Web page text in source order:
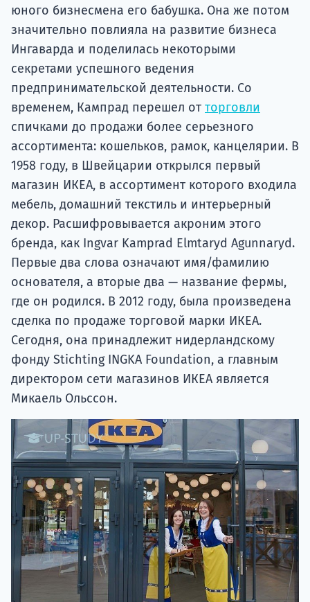
юного бизнесмена его бабушка. Она же потом
значительно повлияла на развитие бизнеса
Ингаварда и поделилась некоторыми
секретами успешного ведения
предпринимательской деятельности. Со
временем, Кампрад перешел от торговли
спичками до продажи более серьезного
ассортимента: кошельков, рамок, канцелярии. В
1958 году, в Швейцарии открылся первый
магазин ИКЕА, в ассортимент которого входила
мебель, домашний текстиль и интерьерный
декор. Расшифровывается акроним этого
бренда, как Ingvar Kamprad Elmtaryd Agunnaryd.
Первые два слова означают имя/фамилию
основателя, а вторые два — название фермы,
где он родился. В 2012 году, была произведена
сделка по продаже торговой марки ИКЕА.
Сегодня, она принадлежит нидерландскому
фонду Stichting INGKA Foundation, а главным
директором сети магазинов ИКЕА является
Микаель Ольссон.